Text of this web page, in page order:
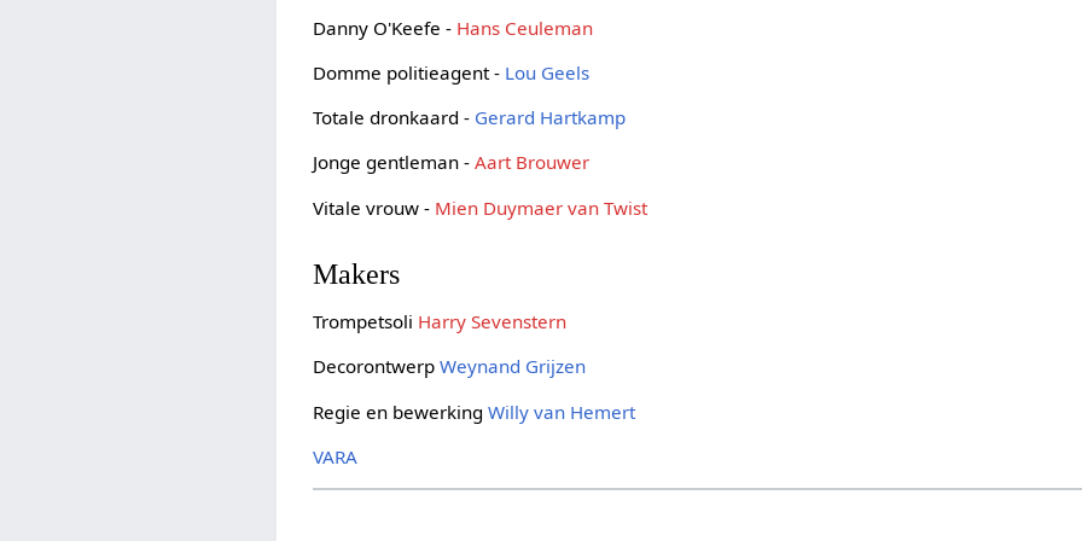
Danny O'Keefe - Hans Ceuleman
Domme politieagent - Lou Geels
Totale dronkaard - Gerard Hartkamp
Jonge gentleman -Aart Brouwer
Vitale vrouw - Mien Duymaer van Twist
Makers
Trompetsoli Harry Sevenstern
DecorontwerpWeynand Grijzen
Regie en bewerkingWilly van Hemert
VARA